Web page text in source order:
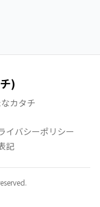
)
カタチ
イバシーポリシー
記